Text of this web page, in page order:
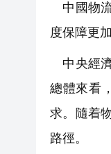
中國物
度保障更
中央經
總體來看
求。隨着
路徑。